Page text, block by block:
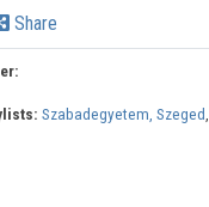
Share
Szabadegyetem, Szeged,